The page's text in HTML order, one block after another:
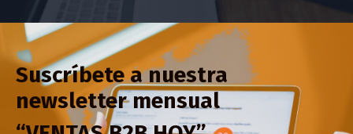
Suscríbete a nuestra
newsletter mensual
“VENTAS B2B HOY”